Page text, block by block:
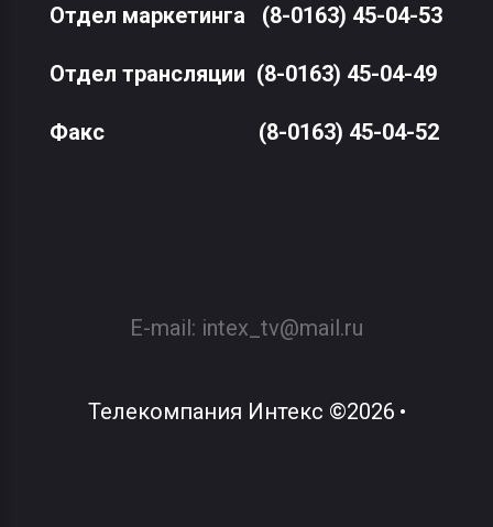
Отдел маркетинга (8-0163) 45-04-53
Отдел трансляции (8-0163) 45-04-49
Факс(8-0163) 45-04-52
E-mail: intex_tv@mail.ru
Телекомпания Интекс ©2026